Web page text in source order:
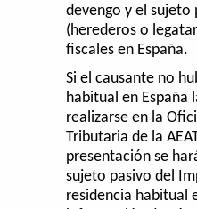
devengo y el sujeto
(herederos o
fiscales en España.
Si el causante no
habitual en España
realizarse en la
Tributaria de la
presentación se
sujeto pasivo del
residencia habitual